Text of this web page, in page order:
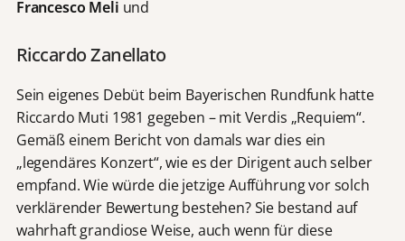
Francesco Meli und
Riccardo Zanellato
Sein eigenes Debüt beim Bayerischen Rundfunk hatte
Riccardo Muti 1981 gegeben – mit Verdis „Requiem“.
Gemäß einem Bericht von damals war dies ein
„legendäres Konzert“, wie es der Dirigent auch selber
empfand. Wie würde die jetzige Aufführung vor solch
verklärender Bewertung bestehen? Sie bestand auf
wahrhaft grandiose Weise, auch wenn für diese